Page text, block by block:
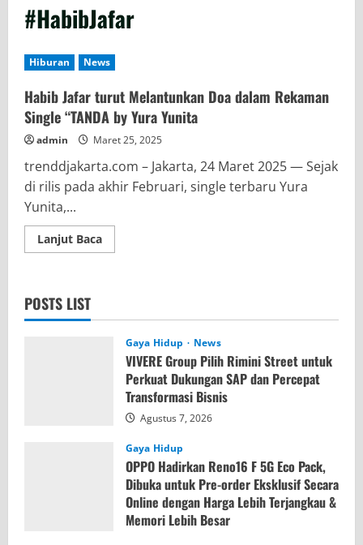
#HabibJafar
Hiburan News
Habib Jafar turut Melantunkan Doa dalam Rekaman
Single “TANDA by Yura Yunita
admin Maret 25, 2025
trenddjakarta.com – Jakarta, 24 Maret 2025 — Sejak
di rilis pada akhir Februari, single terbaru Yura
Yunita,...
Lanjut BacaRead
more
Doa
Rekaman
Single
“TANDA
Yura
Yunita
POSTS LIST
Gaya Hidup News
VIVERE Group Pilih Rimini Street untuk
Perkuat Dukungan SAP dan Percepat
Transformasi Bisnis
Agustus 7, 2026
Gaya Hidup
OPPO Hadirkan Reno16 F 5G Eco Pack,
Dibuka untuk Pre-order Eksklusif Secara
Online dengan Harga Lebih Terjangkau &
Memori Lebih Besar